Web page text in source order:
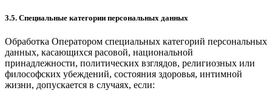
3.5. Специальные категории персональных данных
Обработка Оператором специальных категорий персональных
данных, касающихся расовой, национальной
принадлежности, политических взглядов, религиозных или
философских убеждений, состояния здоровья, интимной
жизни, допускается в случаях, если: